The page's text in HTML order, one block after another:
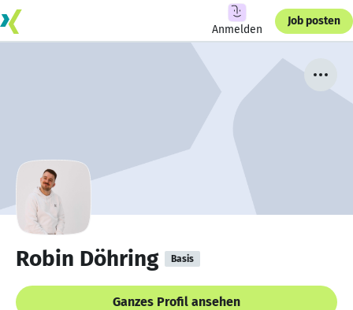
Anmelden
Job posten
Robin Döhring Basis
Ganzes Profil ansehen